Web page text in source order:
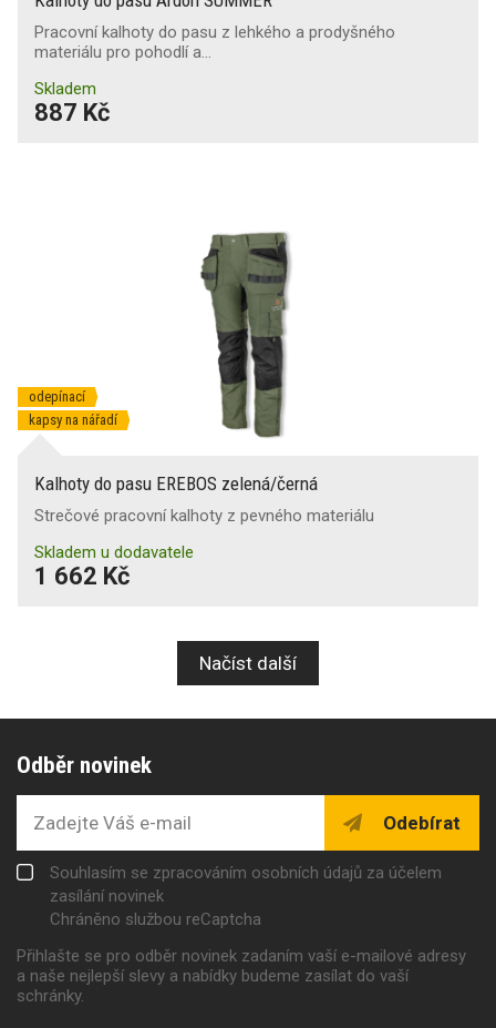
Pracovní kalhoty do pasu z lehkého a prodyšného
materiálu pro pohodlí a…
Skladem
887 Kč
odepínací
kapsy na nářadí
Kalhoty do pasu EREBOS zelená/černá
Strečové pracovní kalhoty z pevného materiálu
Skladem u dodavatele
1 662 Kč
Načíst další
Odběr novinek
Odebírat
Souhlasím se zpracováním osobních údajů za účelem
zasílání novinek
Chráněno službou reCaptcha
Přihlašte se pro odběr novinek zadaním vaší e-mailové adresy
a naše nejlepší slevy a nabídky budeme zasílat do vaší
schránky.